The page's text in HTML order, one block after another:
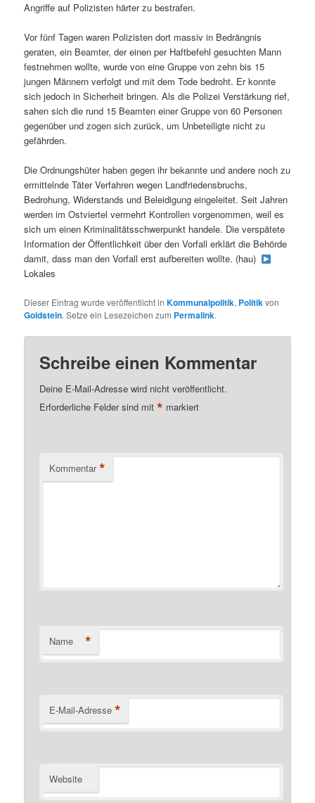
Angriffe auf Polizisten härter zu bestrafen.
Vor fünf Tagen waren Polizisten dort massiv in Bedrängnis
geraten, ein Beamter, der einen per Haftbefehl gesuchten Mann
festnehmen wollte, wurde von eine Gruppe von zehn bis 15
jungen Männern verfolgt und mit dem Tode bedroht. Er konnte
sich jedoch in Sicherheit bringen. Als die Polizei Verstärkung rief,
sahen sich die rund 15 Beamten einer Gruppe von 60 Personen
gegenüber und zogen sich zurück, um Unbeteiligte nicht zu
gefährden.
Die Ordnungshüter haben gegen ihr bekannte und andere noch zu
ermittelnde Täter Verfahren wegen Landfriedensbruchs,
Bedrohung, Widerstands und Beleidigung eingeleitet. Seit Jahren
werden im Ostviertel vermehrt Kontrollen vorgenommen, weil es
sich um einen Kriminalitätsschwerpunkt handele. Die verspätete
Information der Öffentlichkeit über den Vorfall erklärt die Behörde
damit, dass man den Vorfall erst aufbereiten wollte. (hau)
Lokales
Dieser Eintrag wurde veröffentlicht inKommunalpolitik, Politik von
Goldstein. Setze ein Lesezeichen zum Permalink.
Schreibe einen Kommentar
Deine E-Mail-Adresse wird nicht veröffentlicht.
Erforderliche Felder sind mit* markiert
Kommentar *
Name *
E-Mail-Adresse *
Website